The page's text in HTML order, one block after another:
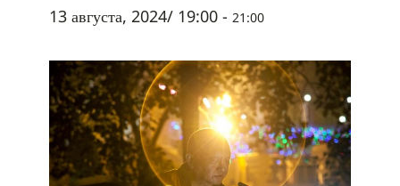
13 августа, 2024/ 19:00 - 21:00